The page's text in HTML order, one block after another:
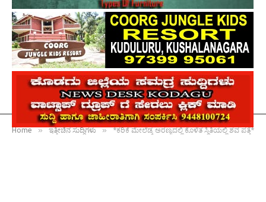
Home » ಇತ್ತೀಚಿನ ಸುದ್ದಿಗಳು » *ಕರಿಕೆ ಮೇಲೆಡ್ಕ ಅರಣ್ಯದಲ್ಲಿ ಕೊಳೆತ ಸ್ಥಿತಿಯಲ್ಲಿ ಶವ ಪತ್ತೆ*